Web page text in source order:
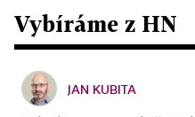
Vybíráme z HN
JAN KUBITA